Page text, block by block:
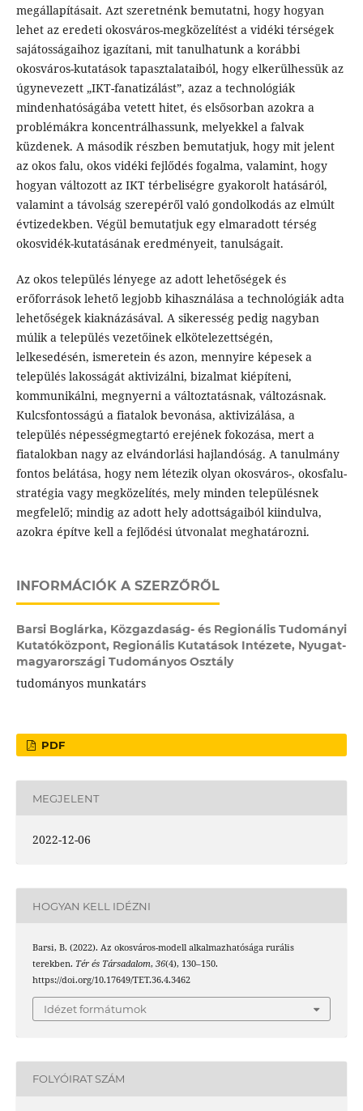
megállapításait. Azt szeretnénk bemutatni, hogy hogyan
lehet az eredeti okosváros-megközelítést a vidéki térségek
sajátosságaihoz igazítani, mit tanulhatunk a korábbi
okosváros-kutatások tapasztalataiból, hogy elkerülhessük az
úgynevezett „IKT-fanatizálást”, azaz a technológiák
mindenhatóságába vetett hitet, és elsősorban azokra a
problémákra koncentrálhassunk, melyekkel a falvak
küzdenek. A második részben bemutatjuk, hogy mit jelent
az okos falu, okos vidéki fejlődés fogalma, valamint, hogy
hogyan változott az IKT térbeliségre gyakorolt hatásáról,
valamint a távolság szerepéről való gondolkodás az elmúlt
évtizedekben. Végül bemutatjuk egy elmaradott térség
okosvidék-kutatásának eredményeit, tanulságait.
Az okos település lényege az adott lehetőségek és
erőforrások lehető legjobb kihasználása a technológiák adta
lehetőségek kiaknázásával. A sikeresség pedig nagyban
múlik a település vezetőinek elkötelezettségén,
lelkesedésén, ismeretein és azon, mennyire képesek a
település lakosságát aktivizálni, bizalmat kiépíteni,
kommunikálni, megnyerni a változtatásnak, változásnak.
Kulcsfontosságú a fiatalok bevonása, aktivizálása, a
település népességmegtartó erejének fokozása, mert a
fiatalokban nagy az elvándorlási hajlandóság. A tanulmány
fontos belátása, hogy nem létezik olyan okosváros-, okosfalu-
stratégia vagy megközelítés, mely minden településnek
megfelelő; mindig az adott hely adottságaiból kiindulva,
azokra építve kell a fejlődési útvonalat meghatározni.
INFORMÁCIÓK A SZERZŐRŐL
Barsi Boglárka, Közgazdaság- és Regionális Tudományi
Kutatóközpont, Regionális Kutatások Intézete, Nyugat-
magyarországi Tudományos Osztály
tudományos munkatárs
PDF
MEGJELENT
2022-12-06
HOGYAN KELL IDÉZNI
Barsi, B. (2022). Az okosváros-modell alkalmazhatósága rurális
terekben. Tér és Társadalom, 36(4), 130–150.
https://doi.org/10.17649/TET.36.4.3462
Idézet formátumok
FOLYÓIRAT SZÁM